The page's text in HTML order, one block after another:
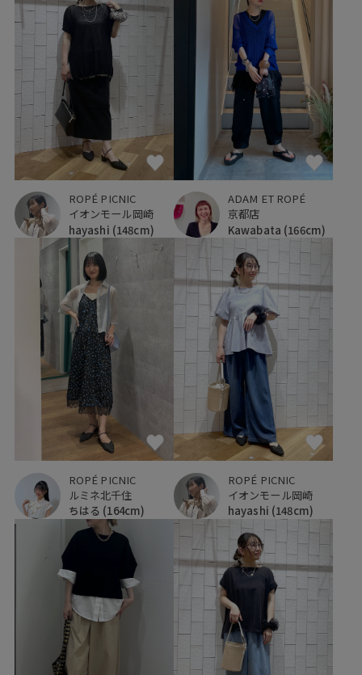
ROPÉ PICNIC
イオンモール岡崎
hayashi (148cm)
ADAM ET ROPÉ
京都店
Kawabata (166cm)
ROPÉ PICNIC
ルミネ北千住
ちはる (164cm)
ROPÉ PICNIC
イオンモール岡崎
hayashi (148cm)